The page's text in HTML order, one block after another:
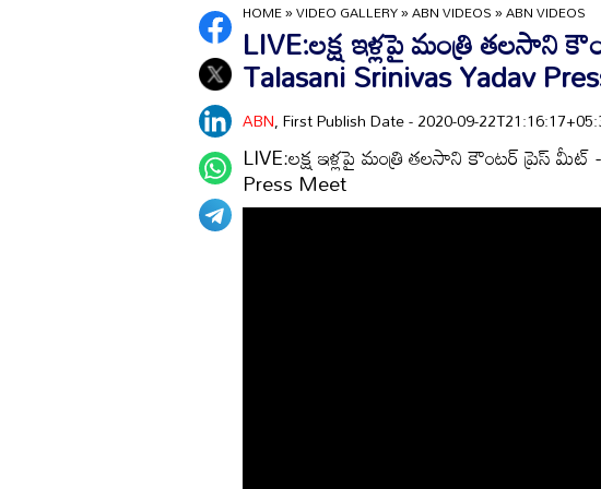
HOME»VIDEO GALLERY»ABN VIDEOS»ABN VIDEOS
LIVE:లక్ష ఇళ్లపై మంత్రి తలసాని
Talasani Srinivas Yadav
ABN, First Publish Date - 2020-09-
LIVE:లక్ష ఇళ్లపై మంత్రి తలసాని కౌంటర్ ప్రెస్
Press Meet